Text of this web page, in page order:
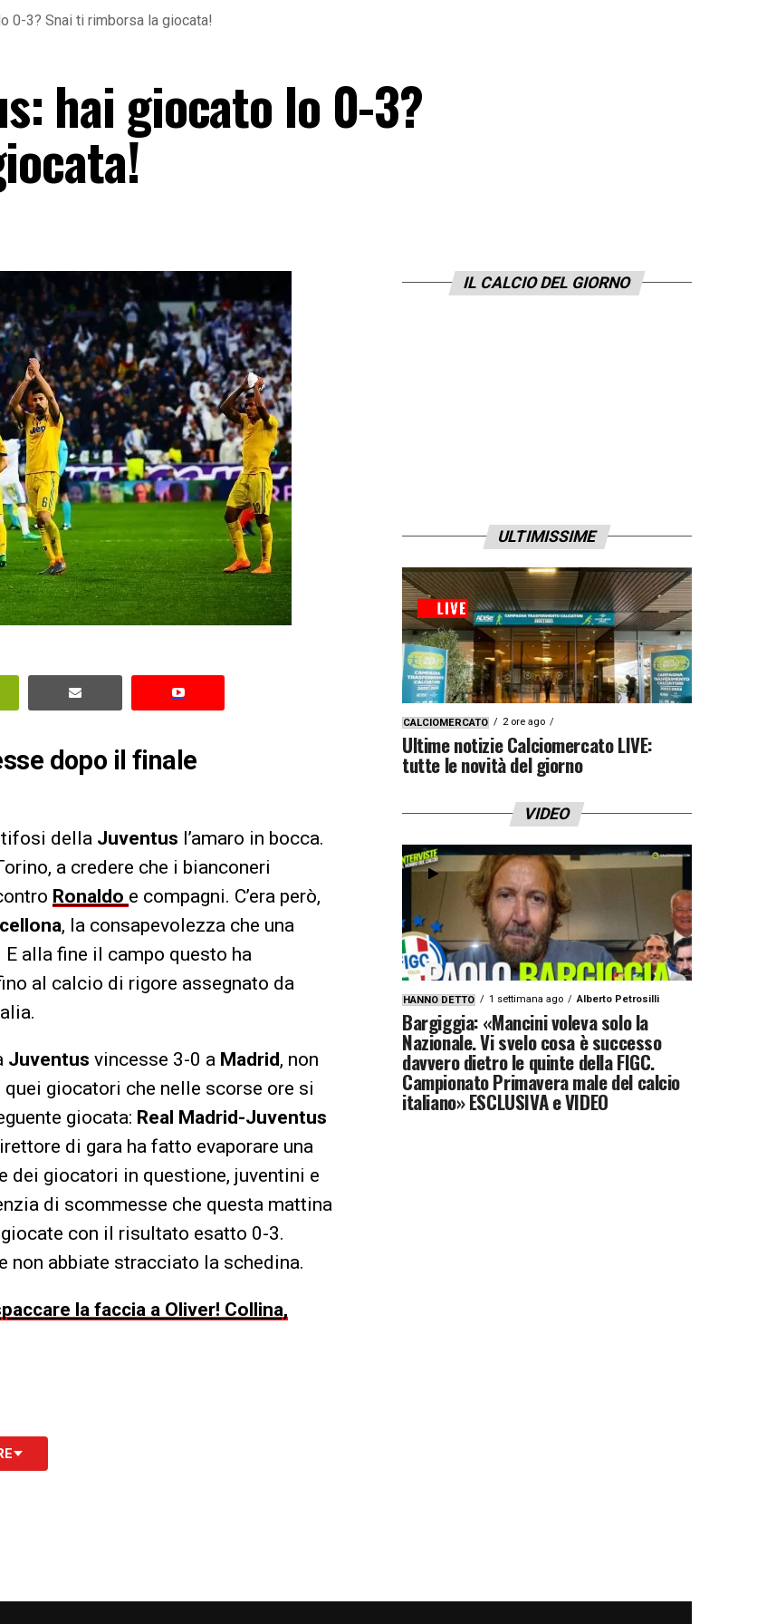
0-3? Snai ti rimborsa la giocata!
hai giocato lo 0-3?
dopo il finale
della Juventus l’amaro in bocca.
a credere che i bianconeri
Ronaldo e compagni. C’era però,
, la consapevolezza che una
alla fine il campo questo ha
al calcio di rigore assegnato da
Juventus vincesse 3-0 a Madrid, non
giocatori che nelle scorse ore si
giocata: Real Madrid-Juventus
di gara ha fatto evaporare una
dei giocatori in questione, juventini e
di scommesse che questa mattina
con il risultato esatto 0-3.
non abbiate stracciato la schedina.
la faccia a Oliver! Collina,
IL CALCIO DEL GIORNO
ULTIMISSIME
CALCIOMERCATO 2 ore ago
Ultime notizie Calciomercato LIVE:
tutte le novità del giorno
VIDEO
HANNO DETTO 1 settimana ago Alberto Petrosilli
Bargiggia: «Mancini voleva solo la
Nazionale. Vi svelo cosa è successo
davvero dietro le quinte della FIGC.
Campionato Primavera male del calcio
italiano» ESCLUSIVA e VIDEO